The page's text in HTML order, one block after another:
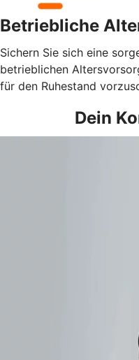
Betriebliche
Sichern Sie sich eine
betrieblichen
für den Ruhestand
Dein